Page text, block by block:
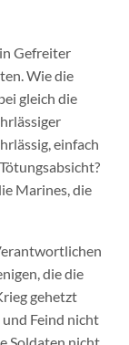
Gefreiter
Wie die
gleich die
einfach
Marines, die
die die
gehetzt
und Feind nicht